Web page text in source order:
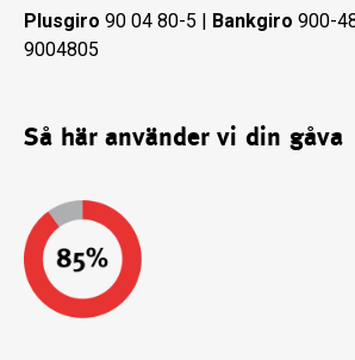
Plusgiro 90 04 80-5 | Bankgiro 900-
9004805
Så här använder vi din gåva